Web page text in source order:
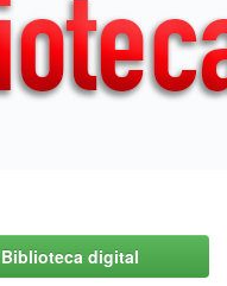
digital